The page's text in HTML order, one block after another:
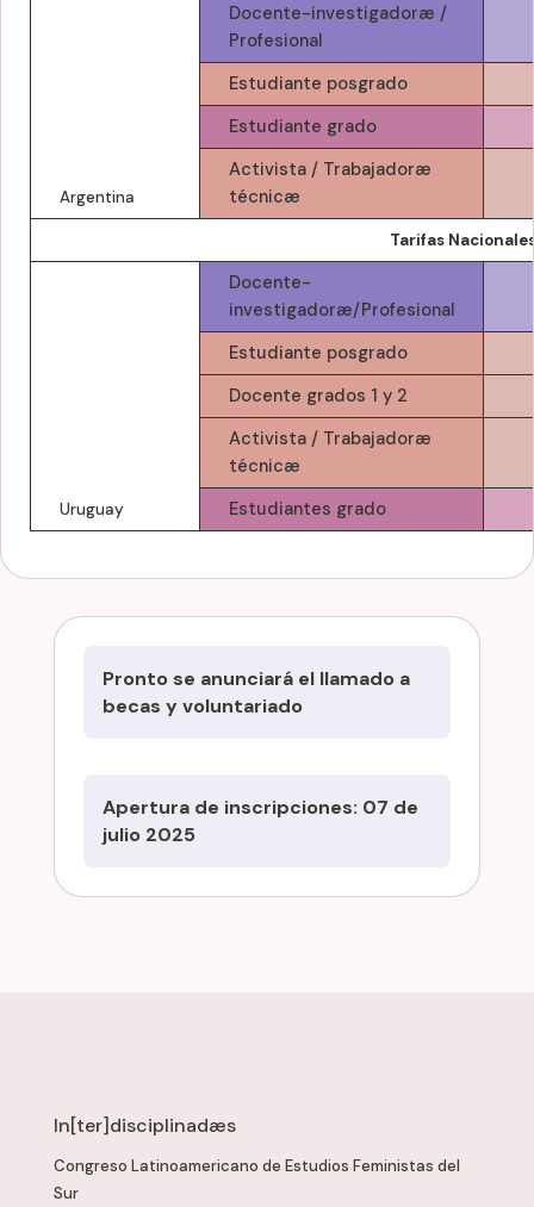
Argentina
Docente-investigadoræ /
Profesional
Estudiante posgrado
Estudiante grado
Activista / Trabajadoræ
técnicæ
Tarifas
Uruguay
Docente-
investigadoræ/Profesional
Estudiante posgrado
Docente grados 1 y 2
Activista / Trabajadoræ
técnicæ
Estudiantes grado
Pronto se anunciará el llamado a
becas y voluntariado
Apertura de inscripciones: 07 de
julio 2025
In[ter]disciplinadæs
Congreso Latinoamericano de Estudios Feministas del
Sur